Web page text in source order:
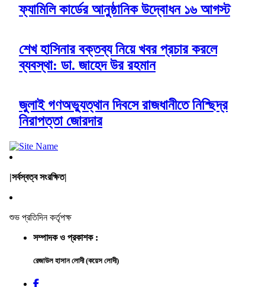
ফ্যামিলি কার্ডের আনুষ্ঠানিক উদ্বোধন ১৬ আগস্ট
শেখ হাসিনার বক্তব্য নিয়ে খবর প্রচার করলে
ব্যবস্থা: ডা. জাহেদ উর রহমান
জুলাই গণঅভ্যুত্থান দিবসে রাজধানীতে নিশ্ছিদ্র
নিরাপত্তা জোরদার
|সর্বস্বত্ব সংরক্ষিত|
শুভ প্রতিদিন কর্তৃপক্ষ
সম্পাদক ও প্রকাশক :
রেজাউল হাসান লোদী (কয়েস লোদী)